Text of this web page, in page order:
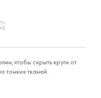
скрыть круги от
тонких тканей.